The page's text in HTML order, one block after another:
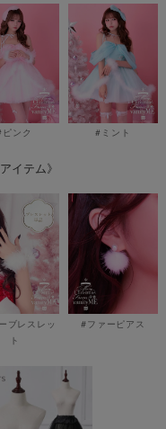
ンク #ミント
イテム》
ブレスレッ
ト
#ファーピアス